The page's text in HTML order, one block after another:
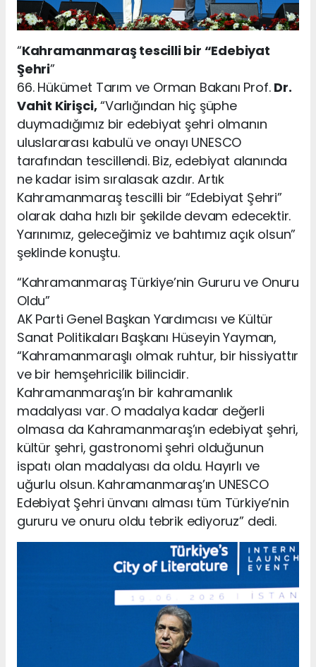
“Kahramanmaraş tescilli bir “Edebiyat
Şehri”
66. Hükümet Tarım ve Orman Bakanı Prof. Dr.
Vahit Kirişci,“Varlığından hiç şüphe
duymadığımız bir edebiyat şehri olmanın
uluslararası kabulü ve onayı UNESCO
tarafından tescillendi. Biz, edebiyat alanında
ne kadar isim sıralasak azdır. Artık
Kahramanmaraş tescilli bir “Edebiyat Şehri”
olarak daha hızlı bir şekilde devam edecektir.
Yarınımız, geleceğimiz ve bahtımız açık olsun”
şeklinde konuştu.
“Kahramanmaraş Türkiye’nin Gururu ve Onuru
Oldu”
AK Parti Genel Başkan Yardımcısı ve Kültür
Sanat Politikaları Başkanı Hüseyin Yayman,
“Kahramanmaraşlı olmak ruhtur, bir hissiyattır
ve bir hemşehricilik bilincidir.
Kahramanmaraş’ın bir kahramanlık
madalyası var. O madalya kadar değerli
olmasa da Kahramanmaraş’ın edebiyat şehri,
kültür şehri, gastronomi şehri olduğunun
ispatı olan madalyası da oldu. Hayırlı ve
uğurlu olsun. Kahramanmaraş’ın UNESCO
Edebiyat Şehri ünvanı alması tüm Türkiye’nin
gururu ve onuru oldu tebrik ediyoruz” dedi.